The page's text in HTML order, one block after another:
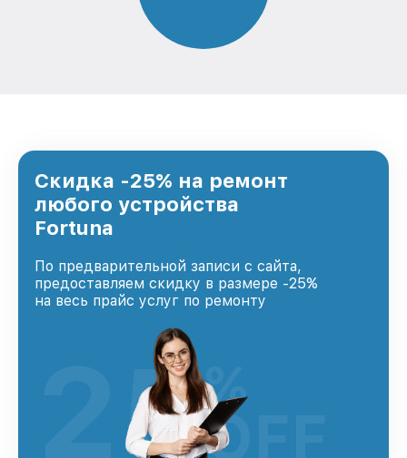
Скидка -25% на ремонт
любого устройства
Fortuna
По предварительной записи с сайта,
предоставляем скидку в размере -25%
на весь прайс услуг по ремонту
25%
OFF